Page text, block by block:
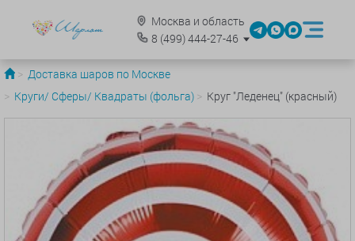
Москва и область
8 (499)444-27-46
Доставка шаров по Москве
Круги/ Сферы/ Квадраты (фольга)
Круг "Леденец" (красный)